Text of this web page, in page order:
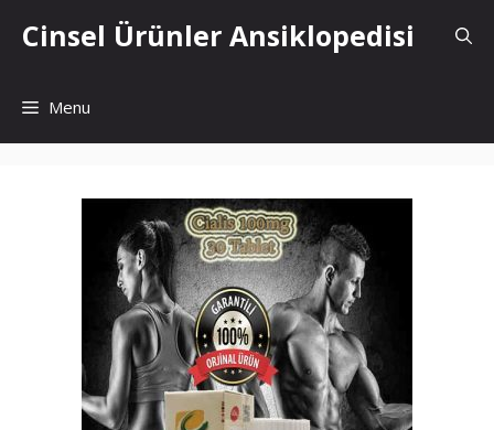
atlaCinsel Ürünler Ansiklopedisi
Menu